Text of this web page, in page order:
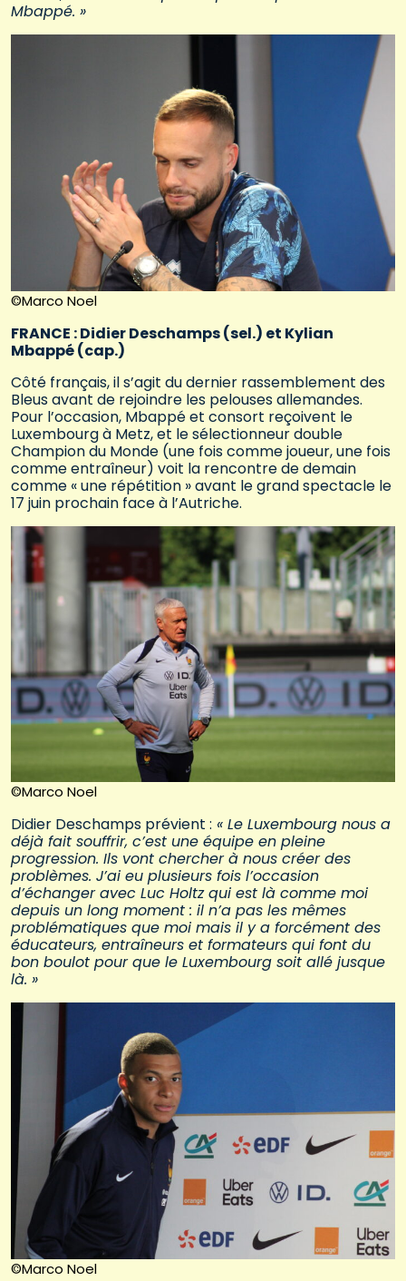
Mbappé. »
©Marco Noel
FRANCE : Didier Deschamps (sel.) et Kylian
Mbappé (cap.)
Côté français, il s’agit du dernier rassemblement des
Bleus avant de rejoindre les pelouses allemandes.
Pour l’occasion, Mbappé et consort reçoivent le
Luxembourg à Metz, et le sélectionneur double
Champion du Monde (une fois comme joueur, une fois
comme entraîneur) voit la rencontre de demain
comme « une répétition » avant le grand spectacle le
17 juin prochain face à l’Autriche.
©Marco Noel
Didier Deschamps prévient : « Le Luxembourg nous a
déjà fait souffrir, c’est une équipe en pleine
progression. Ils vont chercher à nous créer des
problèmes. J’ai eu plusieurs fois l’occasion
d’échanger avec Luc Holtz qui est là comme moi
depuis un long moment : il n’a pas les mêmes
problématiques que moi mais il y a forcément des
éducateurs, entraîneurs et formateurs qui font du
bon boulot pour que le Luxembourg soit allé jusque
là. »
©Marco Noel